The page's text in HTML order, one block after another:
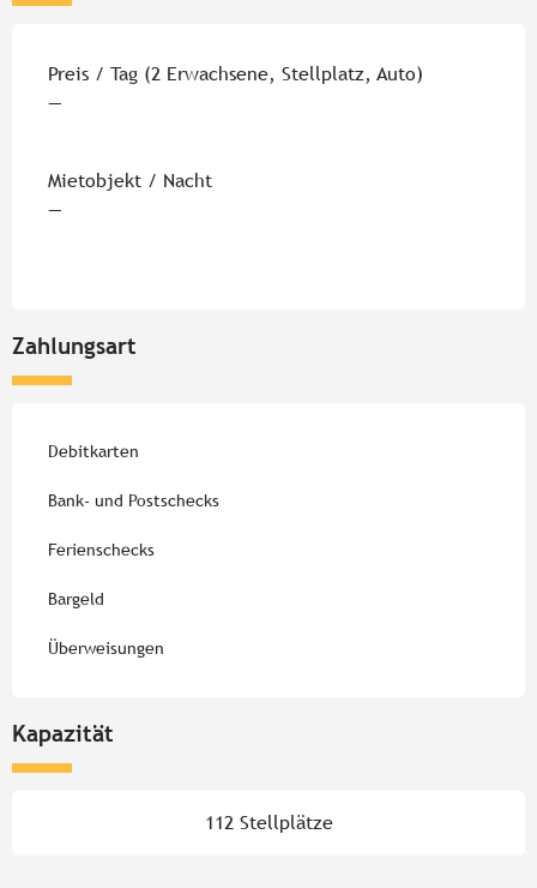
Preise 2026
Preis / Tag (2 Erwachsene, Stellplatz, Auto)
—
Mietobjekt / Nacht
—
Zahlungsart
Debitkarten
Bank- und Postschecks
Ferienschecks
Bargeld
Überweisungen
Kapazität
112 Stellplätze